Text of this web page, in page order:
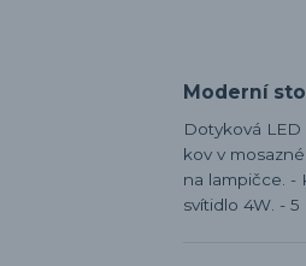
Moderní
Dotyková
kov v
na lampičce. -
svítidlo 4W. -